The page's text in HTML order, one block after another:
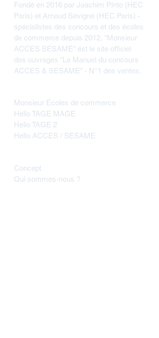
Fondé en 2016 par Joachim Pinto (HEC
Paris) et Arnaud Sévigné (HEC Paris) -
spécialistes des concours et des écoles
de commerce depuis 2012, "Monsieur
ACCES SESAME" est le site officiel
des ouvrages "Le Manuel du concours
ACCES & SESAME" - N°1 des ventes.
Monsieur Écoles de commerce
Hello TAGE MAGE
Hello TAGE 2
Hello ACCES / SESAME
Concept
Qui sommes-nous ?